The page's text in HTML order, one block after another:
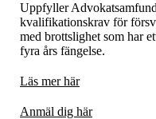
Uppfyller
kvalifikationskrav för
med brottslighet som har
fyra års fängelse.
Läs mer här
Anmäl dig här